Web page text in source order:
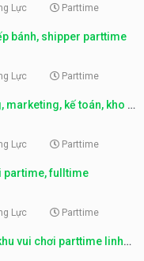
Lực Parttime
bánh, shipper parttime
Lực Parttime
marketing, kế toán, kho –
Lực Parttime
partime, fulltime
Lực Parttime
vui chơi parttime linh